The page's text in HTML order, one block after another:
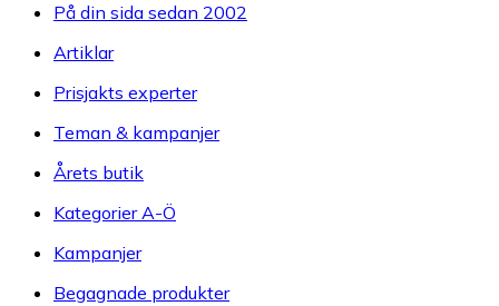
På din sida sedan 2002
Artiklar
Prisjakts experter
Teman & kampanjer
Årets butik
Kategorier A-Ö
Kampanjer
Begagnade produkter